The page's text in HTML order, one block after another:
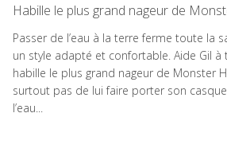
Habille le plus grand nageur de
Passer de l’eau à la terre ferme toute la
un style adapté et confortable. Aide Gil à
habille le plus grand nageur de Monster
surtout pas de lui faire porter son
l’eau...